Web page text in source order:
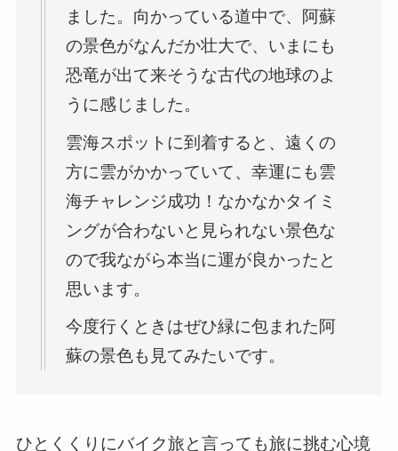
ました。向かっている道中で、阿蘇
の景色がなんだか壮大で、いまにも
恐竜が出て来そうな古代の地球のよ
うに感じました。
雲海スポットに到着すると、遠くの
方に雲がかかっていて、幸運にも雲
海チャレンジ成功！なかなかタイミ
ングが合わないと見られない景色な
ので我ながら本当に運が良かったと
思います。
今度行くときはぜひ緑に包まれた阿
蘇の景色も見てみたいです。
ひとくくりにバイク旅と言っても旅に挑む心境